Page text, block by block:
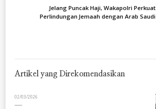
Jelang Puncak Haji, Wakapolri Perkuat
Perlindungan Jemaah dengan Arab Saudi
Artikel yang Direkomendasikan
02/03/2026